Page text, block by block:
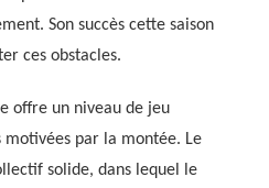
Son succès cette saison
ces obstacles.
offre un niveau de jeu
motivées par la montée. Le
solide, dans lequel le